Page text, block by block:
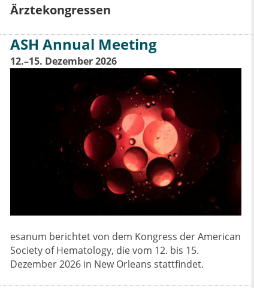
Ärztekongressen
ASH Annual Meeting
12.–15. Dezember 2026
esanum berichtet von dem Kongress der American
Society of Hematology, die vom 12. bis 15.
Dezember 2026 in New Orleans stattfindet.